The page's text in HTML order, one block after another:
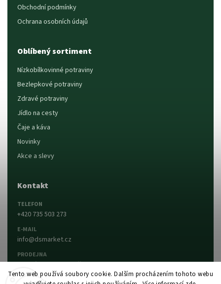
Tento web používá soubory cookie. Dalším procházením tohoto webu
Obchodní podmínky
Ochrana osobních údajů
Oblíbený sortiment
Nízkobílkovinné potraviny
Bezlepkové potraviny
Zdravé potraviny
Jídlo na cesty
Čaje a káva
Novinky
Akce a slevy
Kontakt
TELEFON
+420 735 503 273
E-MAIL
info@dsmarket.cz
PRODEJNA
Dlouhá 90, 763 15 Slušovice